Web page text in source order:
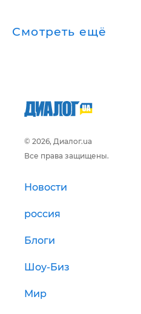
Смотреть ещё
© 2026, Диалог.ua
Все права защищены.
Новости
россия
Блоги
Шоу-Биз
Мир